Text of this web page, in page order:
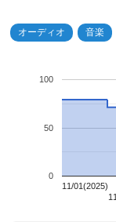
オーディオ 音楽
11/01(2025)
0
50
100